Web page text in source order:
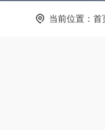
当前位置： 首